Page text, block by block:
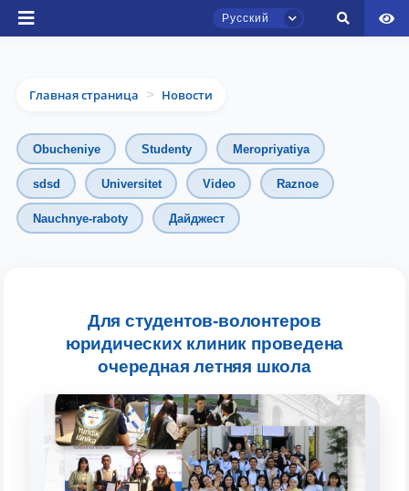
Русский
Главная страница > Новости
Obucheniye Studenty Meropriyatiya
sdsd Universitet Video Raznoe
Nauchnye-raboty Дайджест
Для студентов-волонтеров
юридических клиник проведена
очередная летняя школа
Чат приёмной комиссии ТГЮУ
приёмной комиссии ТГЮУ.
вопросам приёма.
Выберите тему — затем появятся
конкретные вопросы:
1. Документы (бакалавр) (5) 2. Документы (магистр) (4)